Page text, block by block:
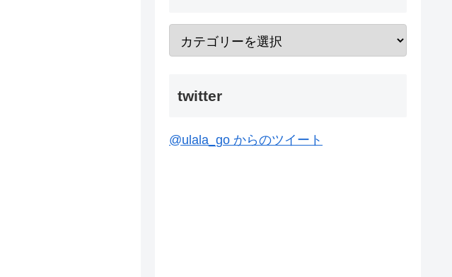
twitter
@ulala_go からのツイート